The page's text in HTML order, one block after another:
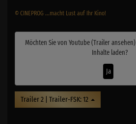
© CINEPROG ...macht Lust auf Ihr Kino!
Möchten Sie von Youtube (Trailer ansehen)
Inhalte laden?
Ja
Trailer 2 | Trailer-FSK: 12